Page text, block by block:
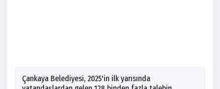
Çankaya Belediyesi, 2025'in ilk yarısında